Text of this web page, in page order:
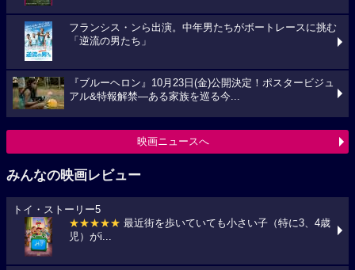
フランシス・ンら出演。中年男たちがボートレースに挑む
「逆流の男たち」
『ブルーヘロン』10月23日(金)公開決定！ポスタービジュ
アル&特報解禁―ある家族を巡る今...
映画ニュースへ
みんなの映画レビュー
トイ・ストーリー5
★★★★★ 最近街を歩いていても小さい子（特に3、4歳
児）がi...